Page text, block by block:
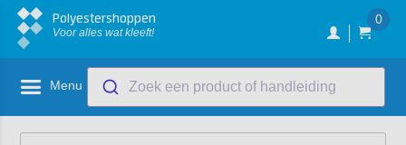
Polyestershoppen
Voor alles wat kleeft!
0
Menu Zoek een product of handleiding